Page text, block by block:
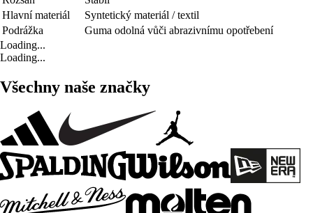
Hlavní materiál
Syntetický materiál / textil
Podrážka
Guma odolná vůči abrazivnímu opotřebení
Loading...
Loading...
Všechny naše značky